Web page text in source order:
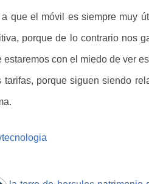
a que el móvil es siempre muy
porque de lo contrario nos
estaremos con el miedo de ver
tarifas, porque siguen siendo